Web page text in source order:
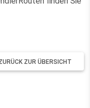
ZUR ÜBERSICHT